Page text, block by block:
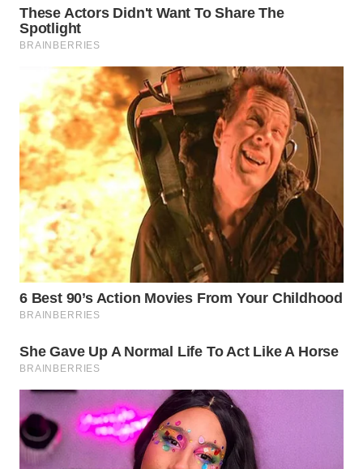
WN
BINTAN
WN
MANDALIKA
WN
LIKUPANG
WN
LABUANBAJO
WN
BORNEO
Media
Group
WAHANA
NEWS
WAHANA